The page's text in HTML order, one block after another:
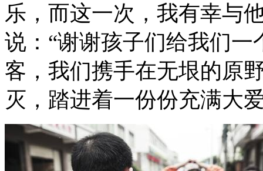
乐，而这一次，我有幸与
说：“谢谢孩子们给我们
客，我们携手在无垠的原
灭，踏进着一份份充满大